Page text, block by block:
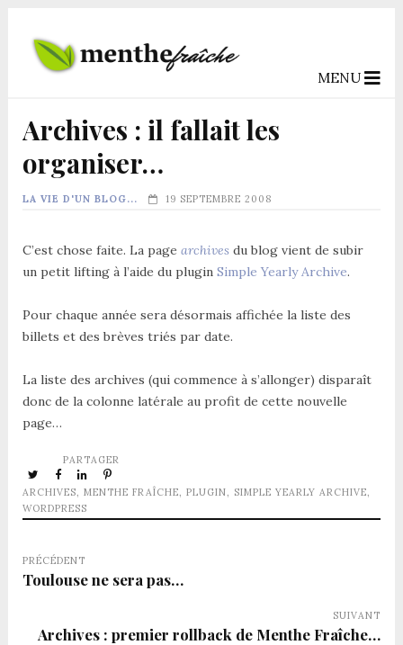
MENU
Archives : il fallait les
organiser…
LA VIE D'UN BLOG... 19 SEPTEMBRE 2008
C’est chose faite. La page archivesdu blog vient de subir
un petit lifting à l’aide du plugin Simple Yearly Archive.
Pour chaque année sera désormais affichée la liste des
billets et des brèves triés par date.
La liste des archives (qui commence à s’allonger) disparaît
donc de la colonne latérale au profit de cette nouvelle
page…
ARCHIVES, MENTHE FRAÎCHE, PLUGIN, SIMPLE YEARLY ARCHIVE,
WORDPRESS
PARTAGER
PRÉCÉDENT
Toulouse ne sera pas…
SUIVANT
Archives : premier rollback de Menthe Fraîche…